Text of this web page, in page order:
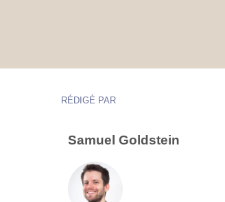
RÉDIGÉ PAR
Samuel Goldstein